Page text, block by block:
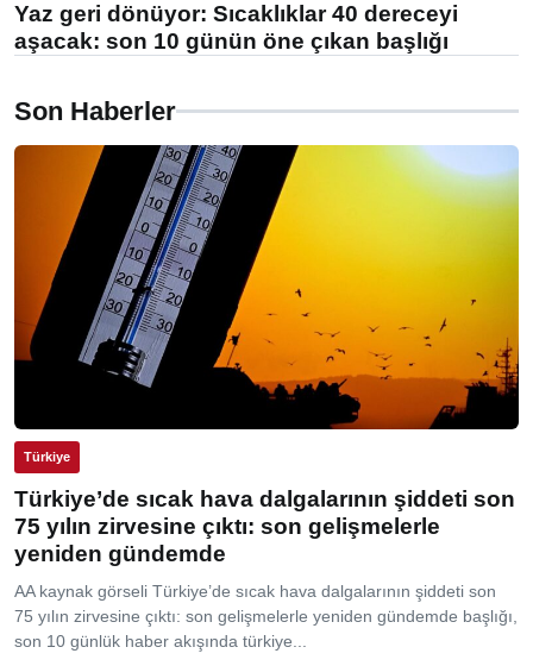
Yaz geri dönüyor: Sıcaklıklar 40 dereceyi
aşacak: son 10 günün öne çıkan başlığı
Son Haberler
Türkiye
Türkiye’de sıcak hava dalgalarının şiddeti son
75 yılın zirvesine çıktı: son gelişmelerle
yeniden gündemde
AA kaynak görseli Türkiye’de sıcak hava dalgalarının şiddeti son
75 yılın zirvesine çıktı: son gelişmelerle yeniden gündemde başlığı,
son 10 günlük haber akışında türkiye...